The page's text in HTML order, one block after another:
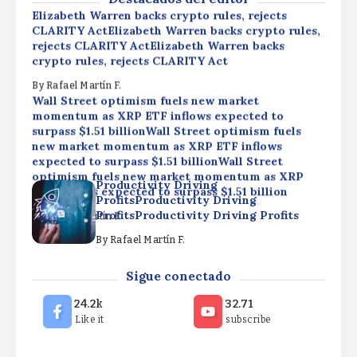
Elizabeth Warren backs crypto rules, rejects
CLARITY ActElizabeth Warren backs crypto rules,
rejects CLARITY ActElizabeth Warren backs
crypto rules, rejects CLARITY Act
By Rafael Martín F.
Wall Street optimism fuels new market
momentum as XRP ETF inflows expected to
surpass $1.51 billionWall Street optimism fuels
new market momentum as XRP ETF inflows
expected to surpass $1.51 billionWall Street
optimism fuels new market momentum as XRP
ETF inflows expected to surpass $1.51 billion
ByRafael Martín F.
Productivity Driving
ProfitsProductivity Driving
ProfitsProductivity Driving Profits
By Rafael Martín F.
Elizabeth Warren backs crypto rules, rejects
CLARITY ActElizabeth Warren backs crypto rules,
rejects CLARITY ActElizabeth Warren backs
crypto rules, rejects CLARITY Act
Sigue conectado
24.2k
Like it
32.71
subscribe